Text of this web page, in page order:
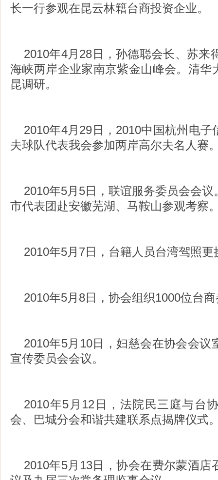
长一行参观在昆云林籍台商投资企业。
2010年4月28日，孙德聪会长、苏来
海峡两岸企业家南京紫金山峰会。清华
昆调研。
2010年4月29日，2010中国杭州电
夫球队代表我会参加两岸高尔夫名人赛
2010年5月5日，联谊服务委员会会
市代表团赴安徽芜湖、马鞍山参观考察
2010年5月7日，台籍人员台湾驾照
2010年5月8日，协会组织1000位台商
2010年5月10日，妇慈会在协会会议
宣传委员会会议。
2010年5月12日，法院民三庭与台
会、巴城分会和谐共建联系点揭牌仪式
2010年5月13日，协会在费尔蒙酒店